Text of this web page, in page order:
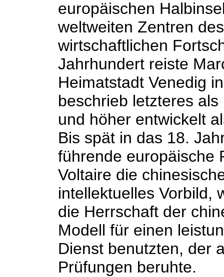
europäischen
weltweiten Zentren
wirtschaftlichen
Jahrhundert reiste
Heimatstadt Venedig
beschrieb letzteres
und höher entwickelt
Bis spät in das 18.
führende europäische
Voltaire die
intellektuelles Vorbild,
die Herrschaft der
Modell für einen
Dienst benutzten, der
Prüfungen beruhte.